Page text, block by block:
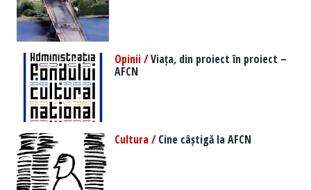
Opinii /Viața, din proiect în proiect –
AFCN
Cultura /Cine câștigă la AFCN